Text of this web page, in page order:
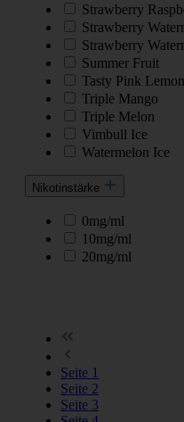
Strawberry
Strawberry
Strawberry
Summer Fruit
Tasty Pink
Triple Mango
Triple Melon
Vimbull Ice
Watermelon Ice
Nikotinstärke
0mg/ml
10mg/ml
20mg/ml
Seite 1
Seite 2
Seite 3